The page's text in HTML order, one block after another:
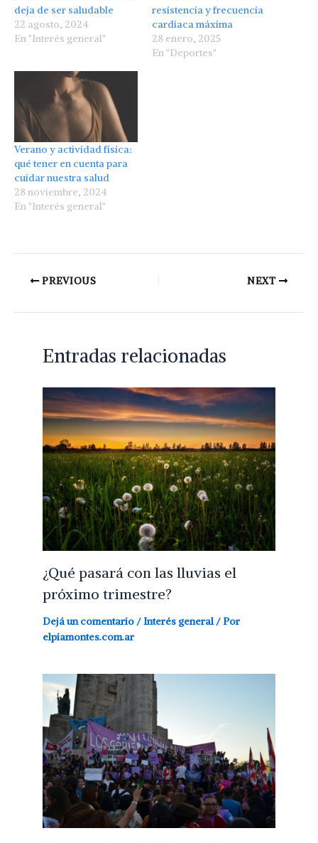
deja de ser saludable
22 agosto, 2024
En "Interés general"
resistencia y frecuencia
cardíaca máxima
28 enero, 2025
En "Deportes"
Verano y actividad física:
qué tener en cuenta para
cuidar nuestra salud
28 noviembre, 2024
En "Interés general"
PREVIOUS NEXT
Entradas relacionadas
¿Qué pasará con las lluvias el
próximo trimestre?
Dejá un comentario / Interés general/ Por
elpiamontes.com.ar